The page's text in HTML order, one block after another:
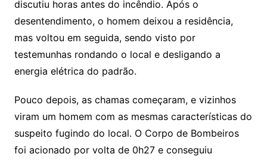
m
discutiu horas antes do incêndio. Após o
desentendimento, o homem deixou a residência,
mas voltou em seguida, sendo visto por
testemunhas rondando o local e desligando a
energia elétrica do padrão.
Pouco depois, as chamas começaram, e vizinhos
viram um homem com as mesmas características do
suspeito fugindo do local. O Corpo de Bombeiros
foi acionado por volta de 0h27 e conseguiu